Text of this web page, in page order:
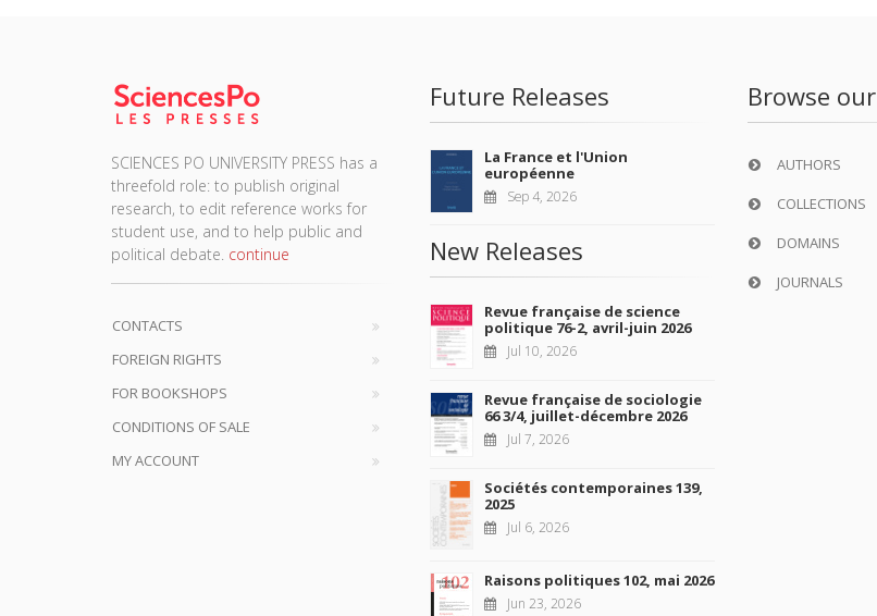
SCIENCES PO UNIVERSITY PRESS has a
threefold role: to publish original
research, to edit reference works for
student use, and to help public and
political debate. continue
CONTACTS
FOREIGN RIGHTS
FOR BOOKSHOPS
CONDITIONS OF SALE
MY ACCOUNT
Future Releases
La France et l'Union
européenne
Sep 4, 2026
New Releases
Revue française de science
politique 76-2, avril-juin 2026
Jul 10, 2026
Revue française de sociologie
66 3/4, juillet-décembre 2026
Jul 7, 2026
Sociétés contemporaines 139,
2025
Jul 6, 2026
Raisons politiques 102, mai 2026
Jun 23, 2026
Browse our
AUTHORS
COLLECTIONS
DOMAINS
JOURNALS